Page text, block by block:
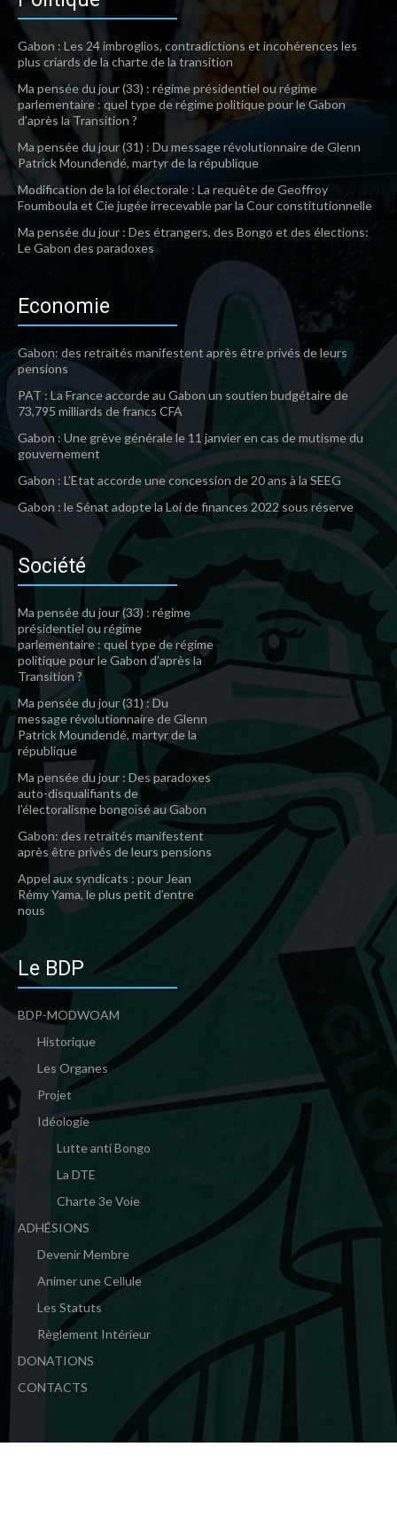
Gabon : Les 24 imbroglios, contradictions et incohérences les
plus criards de la charte de la transition
Ma pensée du jour (33) : régime présidentiel ou régime
parlementaire : quel type de régime politique pour le Gabon
d’après la Transition ?
Ma pensée du jour (31) : Du message révolutionnaire de Glenn
Patrick Moundendé, martyr de la république
Modification de la loi électorale : La requête de Geoffroy
Foumboula et Cie jugée irrecevable par la Cour constitutionnelle
Ma pensée du jour : Des étrangers, des Bongo et des élections:
Le Gabon des paradoxes
Economie
Gabon: des retraités manifestent après être privés de leurs
pensions
PAT : La France accorde au Gabon un soutien budgétaire de
73,795 milliards de francs CFA
Gabon : Une grève générale le 11 janvier en cas de mutisme du
gouvernement
Gabon : L’Etat accorde une concession de 20 ans à la SEEG
Gabon : le Sénat adopte la Loi de finances 2022 sous réserve
Société
Ma pensée du jour (33) : régime
présidentiel ou régime
parlementaire : quel type de régime
politique pour le Gabon d’après la
Transition ?
Ma pensée du jour (31) : Du
message révolutionnaire de Glenn
Patrick Moundendé, martyr de la
république
Ma pensée du jour : Des paradoxes
auto-disqualifiants de
l’électoralisme bongoïsé au Gabon
Gabon: des retraités manifestent
après être privés de leurs pensions
Appel aux syndicats : pour Jean
Rémy Yama, le plus petit d’entre
nous
Le BDP
BDP-MODWOAM
Historique
Les Organes
Projet
Idéologie
Lutte anti Bongo
La DTE
Charte 3e Voie
ADHÉSIONS
Devenir Membre
Animer une Cellule
Les Statuts
Règlement Intérieur
DONATIONS
CONTACTS